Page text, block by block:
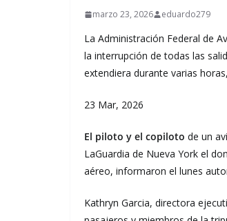
marzo 23, 2026 eduardo279
La Administración Federal de
la interrupción de todas las
extendiera durante varias
23 Mar, 2026
El piloto y el copiloto de un
LaGuardia de Nueva York el
aéreo, informaron el lunes
Kathryn Garcia, directora